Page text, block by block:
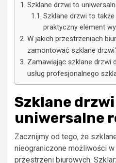
Szklane drzwi to
Szklane drzwi to
praktyczny element
W jakich przestrzeniach
zamontować szklane
Zamawiając szklane drzwi
usług profesjonalnego
Szklane
uniwersalne
Zacznijmy od tego, że
nieograniczone możliwości
przestrzeni biurowych.